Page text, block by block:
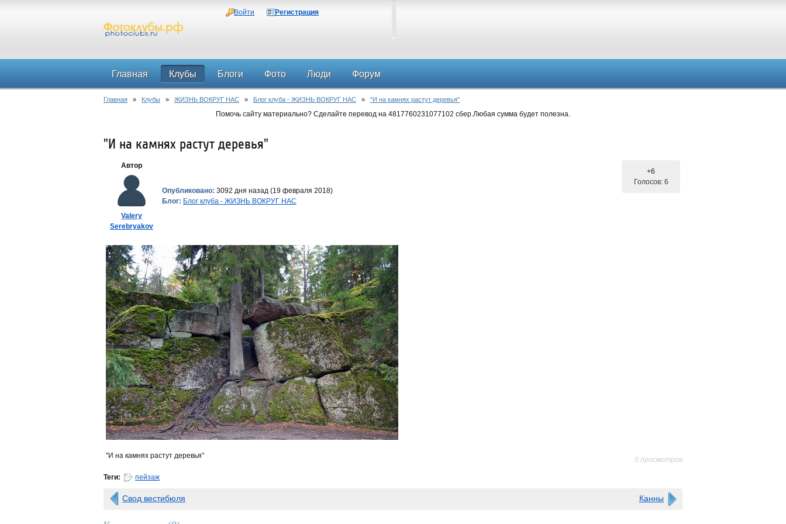
Войти Регистрация
Главная Клубы Блоги Фото Люди Форум
Главная » Клубы » ЖИЗНЬ ВОКРУГ НАС » Блог клуба - ЖИЗНЬ ВОКРУГ НАС » "И на камнях растут деревья"
Помочь сайту материально? Сделайте перевод на 4817760231077102 сбер.Любая сумма будет полезна.
"И на камнях растут деревья"
Автор
Valery
Serebryakov
Опубликовано: 3092 дня назад (19 февраля 2018)
Блог: Блог клуба - ЖИЗНЬ ВОКРУГ НАС
+6
Голосов: 6
"И на камнях растут деревья" 0 просмотров
Теги: пейзаж
Свод вестибюля Канны